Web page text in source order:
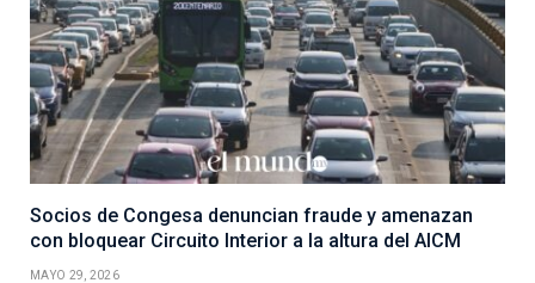
Socios de Congesa denuncian fraude y amenazan
con bloquear Circuito Interior a la altura del AICM
MAYO 29, 2026